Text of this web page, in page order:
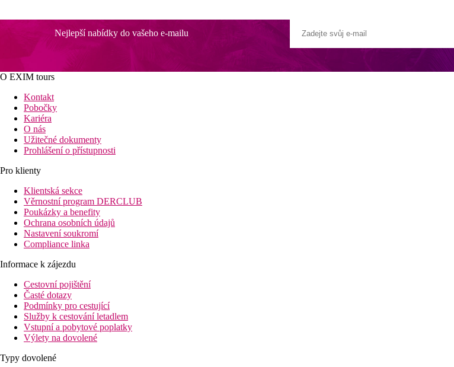
Nejlepší nabídky do vašeho e-mailu
O EXIM tours
Kontakt
Pobočky
Kariéra
O nás
Užitečné dokumenty
Prohlášení o přístupnosti
Pro klienty
Klientská sekce
Věrnostní program DERCLUB
Poukázky a benefity
Ochrana osobních údajů
Nastavení soukromí
Compliance linka
Informace k zájezdu
Cestovní pojištění
Časté dotazy
Podmínky pro cestující
Služby k cestování letadlem
Vstupní a pobytové poplatky
Výlety na dovolené
Typy dovolené